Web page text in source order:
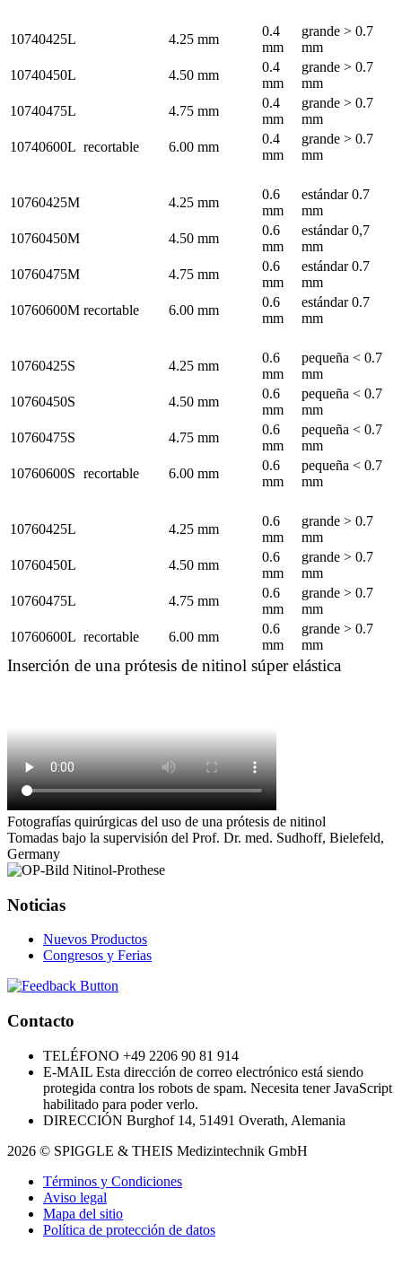
10740425L 4.25 mm
0.4
mm
grande > 0.7
mm
10740450L
4.50 mm
0.4
mm
grande > 0.7
mm
10740475L
4.75 mm
0.4
mm
grande > 0.7
mm
10740600L recortable 6.00 mm
0.4
mm
grande > 0.7
mm
10760425M 4.25 mm
0.6
mm
estándar 0.7
mm
10760450M
4.50 mm
0.6
mm
estándar 0,7
mm
10760475M
4.75 mm
0.6
mm
estándar 0.7
mm
10760600M recortable 6.00 mm
0.6
mm
estándar 0.7
mm
10760425S 4.25 mm
0.6
mm
pequeña < 0.7
mm
10760450S
4.50 mm
0.6
mm
pequeña < 0.7
mm
10760475S
4.75 mm
0.6
mm
pequeña < 0.7
mm
10760600S recortable 6.00 mm
0.6
mm
pequeña < 0.7
mm
10760425L 4.25 mm
0.6
mm
grande > 0.7
mm
10760450L
4.50 mm
0.6
mm
grande > 0.7
mm
10760475L
4.75 mm
0.6
mm
grande > 0.7
mm
10760600L recortable 6.00 mm
0.6
mm
grande > 0.7
mm
Inserción de una prótesis de nitinol súper elástica
Fotografías quirúrgicas del uso de una prótesis de nitinol
Tomadas bajo la supervisión del Prof. Dr. med. Sudhoff, Bielefeld,
Germany
Noticias
Nuevos Productos
Congresos y Ferias
Contacto
TELÉFONO +49 2206 90 81 914
E-MAIL Esta dirección de correo electrónico está siendo
protegida contra los robots de spam. Necesita tener JavaScript
habilitado para poder verlo.
DIRECCIÓN Burghof 14, 51491 Overath, Alemania
2026 © SPIGGLE & THEIS Medizintechnik GmbH
Términos y Condiciones
Aviso legal
Mapa del sitio
Política de protección de datos